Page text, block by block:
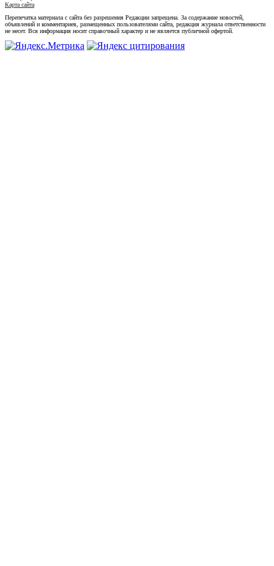
Карта сайта
Перепечатка материала с сайта без разрешения Редакции запрещена. За содержание новостей,
объявлений и комментариев, размещенных пользователями сайта, редакция журнала ответственности
не несет. Вся информация носит справочный характер и не является публичной офертой.